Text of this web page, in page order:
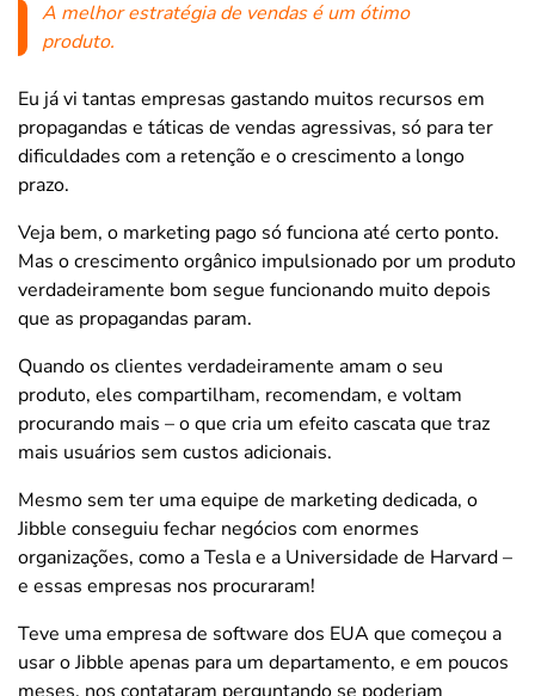
A melhor estratégia de vendas é um ótimo
produto.
Eu já vi tantas empresas gastando muitos recursos em
propagandas e táticas de vendas agressivas, só para ter
dificuldades com a retenção e o crescimento a longo
prazo.
Veja bem, o marketing pago só funciona até certo ponto.
Mas o crescimento orgânico impulsionado por um produto
verdadeiramente bom segue funcionando muito depois
que as propagandas param.
Quando os clientes verdadeiramente amam o seu
produto, eles compartilham, recomendam, e voltam
procurando mais – o que cria um efeito cascata que traz
mais usuários sem custos adicionais.
Mesmo sem ter uma equipe de marketing dedicada, o
Jibble conseguiu fechar negócios com enormes
organizações, como a Tesla e a Universidade de Harvard –
e essas empresas nos procuraram!
Teve uma empresa de software dos EUA que começou a
usar o Jibble apenas para um departamento, e em poucos